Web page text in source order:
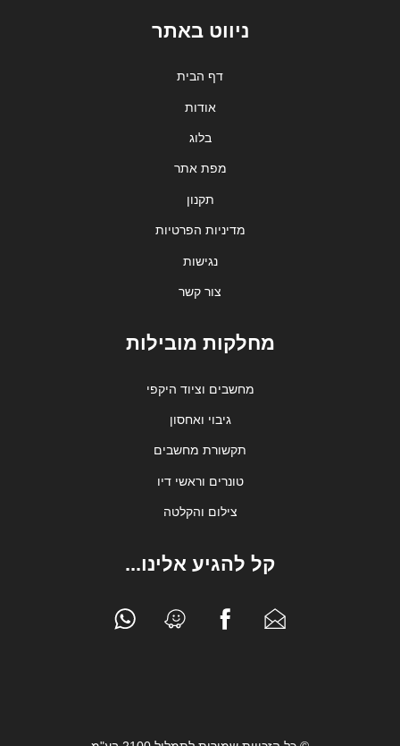
ניווט באתר
דף הבית
אודות
בלוג
מפת אתר
תקנון
מדיניות הפרטיות
נגישות
צור קשר
מחלקות מובילות
מחשבים וציוד היקפי
גיבוי ואחסון
תקשורת מחשבים
טונרים וראשי דיו
צילום והקלטה
קל להגיע אלינו...